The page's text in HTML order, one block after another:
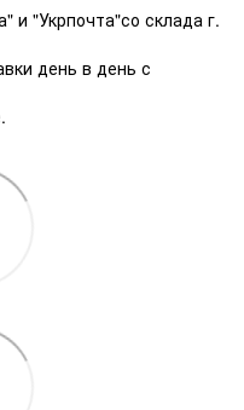
и "Укрпочта"со склада г.
день в день с